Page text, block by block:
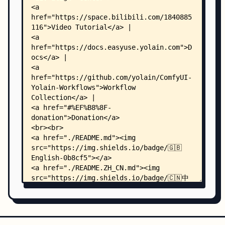
    │   │   ├── main.json
    │   │   └── settings.json
    │   └── zh/
    │       ├── main.json
    │       └── settings.json
    ├── py/
    │   ├── __init__.py
    │   ├── config.py
    │   ├── routes.py
    │   ├── server.py
    │   ├── libs/
    │   │   ├── add_resources.py
    │   │   ├── adv_encode.py
    │   │   ├── cache.py
    │   │   ├── chooser.py
    │   │   ├── colorfix.py
    │   │   ├── conditioning.py
    │   │   ├── controlnet.py
    │   │   ├── dynthres_core.py
    │   │   ├── easing.py
    │   │   ├── image.py